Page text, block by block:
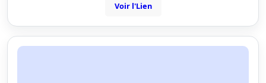
Voir l'Lien